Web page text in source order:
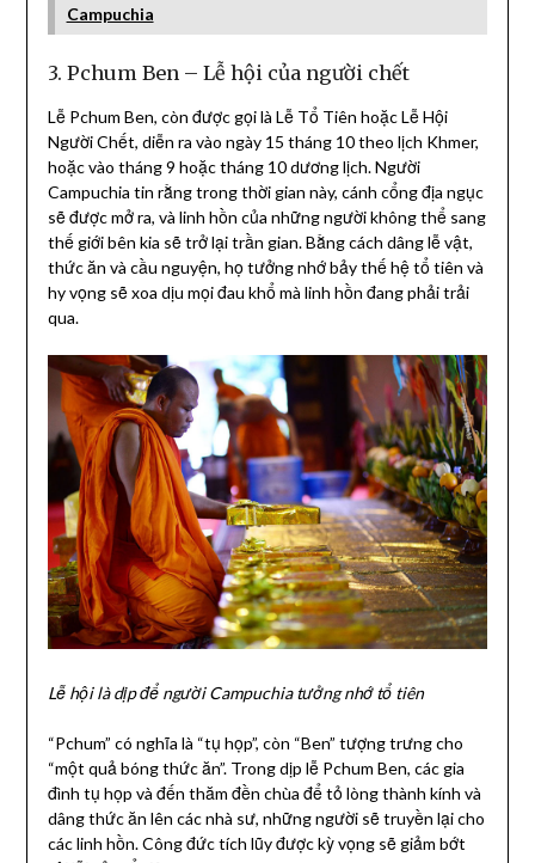
Campuchia
3. Pchum Ben – Lễ hội của người chết
Lễ Pchum Ben, còn được gọi là Lễ Tổ Tiên hoặc Lễ Hội
Người Chết, diễn ra vào ngày 15 tháng 10 theo lịch Khmer,
hoặc vào tháng 9 hoặc tháng 10 dương lịch. Người
Campuchia tin rằng trong thời gian này, cánh cổng địa ngục
sẽ được mở ra, và linh hồn của những người không thể sang
thế giới bên kia sẽ trở lại trần gian. Bằng cách dâng lễ vật,
thức ăn và cầu nguyện, họ tưởng nhớ bảy thế hệ tổ tiên và
hy vọng sẽ xoa dịu mọi đau khổ mà linh hồn đang phải trải
qua.
Lễ hội là dịp để người Campuchia tưởng nhớ tổ tiên
“Pchum” có nghĩa là “tụ họp”, còn “Ben” tượng trưng cho
“một quả bóng thức ăn”. Trong dịp lễ Pchum Ben, các gia
đình tụ họp và đến thăm đền chùa để tỏ lòng thành kính và
dâng thức ăn lên các nhà sư, những người sẽ truyền lại cho
các linh hồn. Công đức tích lũy được kỳ vọng sẽ giảm bớt